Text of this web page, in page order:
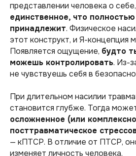
представлении человека о себе,
единственное, что
принадлежит. Физическое
этот конструкт, и Я-концепция
Появляется ощущение, будто
можешь контролировать. Из-
не чувствуешь себя в
При длительном насилии
становится глубже. Тогда
осложненное (или
посттравматическое
— кПТСР. В отличие от ПТСР,
изменяет личность человека.